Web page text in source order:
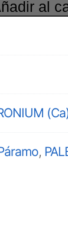
al
,